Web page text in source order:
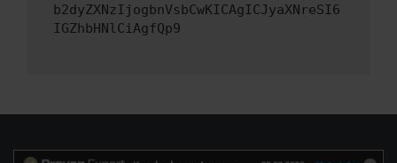
b2dyZXNzIjogbnVsbCwKICAgICJyaXNreSI6
IGZhbHNlCiAgfQp9